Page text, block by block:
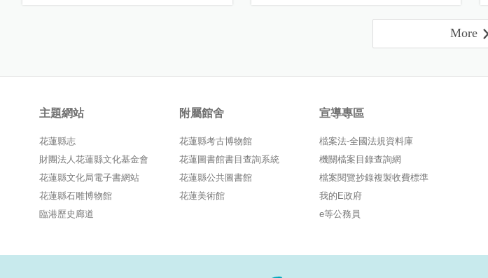
More
主題網站
花蓮縣志
財團法人花蓮縣文化基金會
花蓮縣文化局電子書網站
花蓮縣石雕博物館
臨港歷史廊道
附屬館舍
花蓮縣考古博物館
花蓮圖書館書目查詢系統
花蓮縣公共圖書館
花蓮美術館
宣導專區
檔案法-全國法規資料庫
機關檔案目錄查詢網
檔案閱覽抄錄複製收費標準
我的E政府
e等公務員